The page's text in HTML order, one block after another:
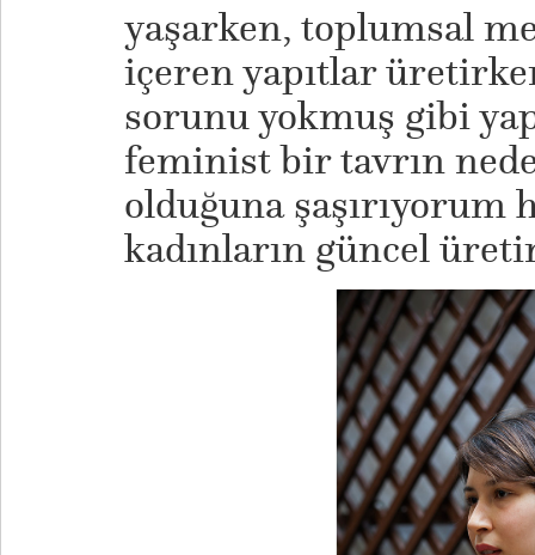
yaşarken, toplumsal
içeren yapıtlar
sorunu yokmuş gibi
feminist bir tavrın
olduğuna
kadınların güncel